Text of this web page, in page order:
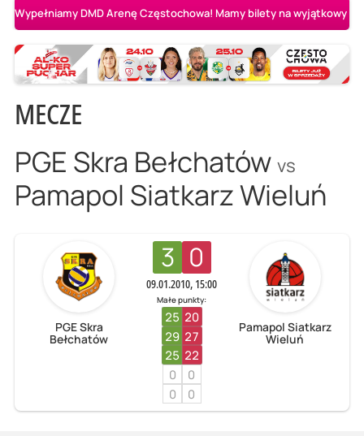
Wypełniamy DMD Arenę Częstochowa! Mamy bilety na wyjątkowy
MECZE
PGE Skra Bełchatów vs
Pamapol Siatkarz Wieluń
PGE Skra
Bełchatów
3 0
09.01.2010, 15:00
Małe punkty:
25 20
29 27
25 22
0
0
0
0
Pamapol Siatkarz
Wieluń